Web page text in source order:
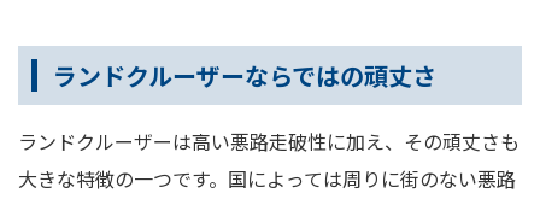
ランドクルーザーならではの頑丈さ
ランドクルーザーは高い悪路走破性に加え、その頑丈さも
大きな特徴の一つです。国によっては周りに街のない悪路